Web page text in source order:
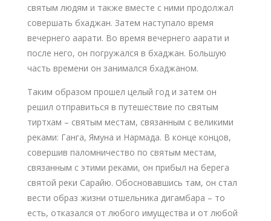
святым людям и также вместе с ними продолжал
совершать бхаджан. Затем наступало время
вечернего аарати. Во время вечернего аарати и
после него, он погружался в бхаджан. Большую
часть времени он занимался бхаджаном.
Таким образом прошел целый год и затем он
решил отправиться в путешествие по святым
тиртхам – святым местам, связанным с великими
реками: Ганга, Ямуна и Нармада. В конце концов,
совершив паломничество по святым местам,
связанным с этими реками, он прибыл на берега
святой реки Сарайю. Обосновавшись там, он стал
вести образ жизни отшельника дигамбара – то
есть, отказался от любого имущества и от любой